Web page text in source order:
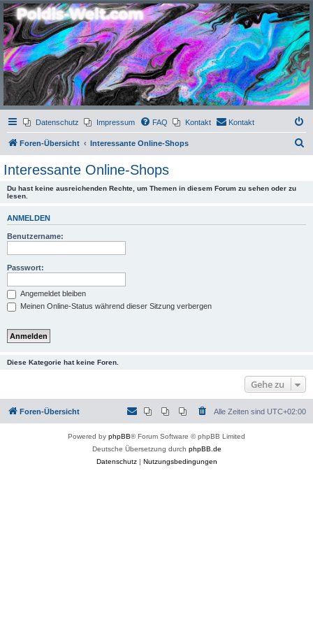
Poldis-Welt.com
Das Forum für Jeans, Sportswear, grosse Grössen und Accessoires
Datenschutz Impressum FAQ Kontakt Kontakt
Foren-Übersicht Interessante Online-Shops
Interessante Online-Shops
Du hast keine ausreichenden Rechte, um Themen in diesem Forum zu sehen oder zu
lesen.
ANMELDEN
Benutzername:
Passwort:
Angemeldet bleiben
Meinen Online-Status während dieser Sitzung verbergen
Diese Kategorie hat keine Foren.
Gehe zu
Foren-Übersicht Alle Zeiten sind UTC+02:00
Powered by phpBB® Forum Software © phpBB Limited
Deutsche Übersetzung durch phpBB.de
Datenschutz| Nutzungsbedingungen